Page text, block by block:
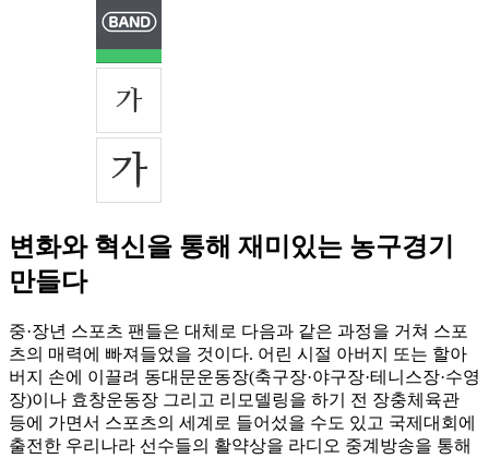
변화와 혁신을 통해 재미있는 농구경기
만들다
중·장년 스포츠 팬들은 대체로 다음과 같은 과정을 거쳐 스포
츠의 매력에 빠져들었을 것이다. 어린 시절 아버지 또는 할아
버지 손에 이끌려 동대문운동장(축구장·야구장·테니스장·수영
장)이나 효창운동장 그리고 리모델링을 하기 전 장충체육관
등에 가면서 스포츠의 세계로 들어섰을 수도 있고 국제대회에
출전한 우리나라 선수들의 활약상을 라디오 중계방송을 통해